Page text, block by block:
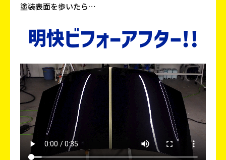
塗装表面を歩いたら…